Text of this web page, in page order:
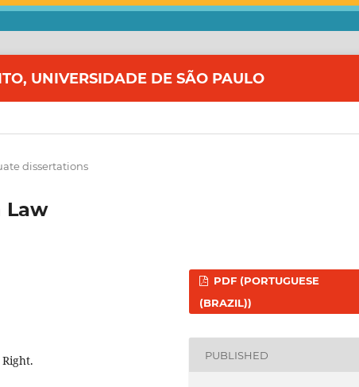
UNIVERSIDADE DE SÃO PAULO
dissertations
Law
PDF (PORTUGUESE
(BRAZIL))
PUBLISHED